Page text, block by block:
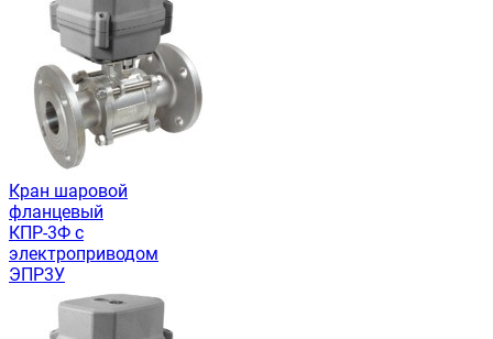
Кран шаровой
фланцевый
КПР-3Ф с
электроприводом
ЭПР3У